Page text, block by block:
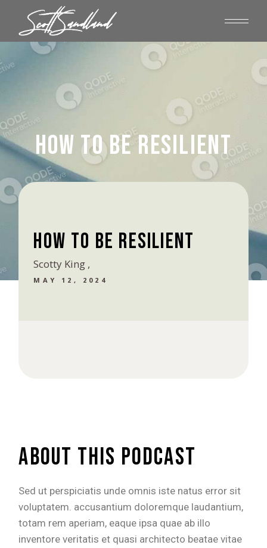
How to be resilient
How to be resilient
Scotty King ,
MAY 12, 2024
About this podcast
Sed ut perspiciatis unde omnis iste natus error sit
voluptatem. accusantium doloremque laudantium,
totam rem aperiam, eaque ipsa quae ab illo
inventore veritatis et quasi architecto beatae vitae